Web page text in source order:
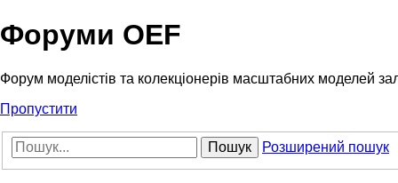
Форуми OEF
Форум моделістів та колекціонерів масштабних моделей
Пропустити
Пошук Розширений пошук